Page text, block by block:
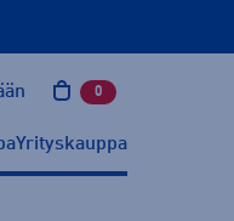
0 tuotetta
Yrityskauppa